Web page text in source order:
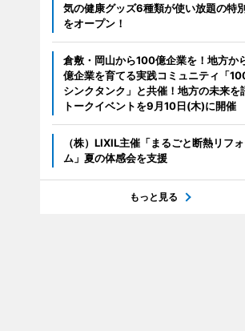
気の健康グッズ6種類が使い放題の特
をオープン！
倉敷・岡山から100億企業を！地方か
億企業を育てる実践コミュニティ「
シンクタンク」と共催！地方の未来を
トークイベントを9月10日(木)に開催
（株）LIXIL主催「まるごと断熱リフ
ム」夏の体感会を支援
もっと見る